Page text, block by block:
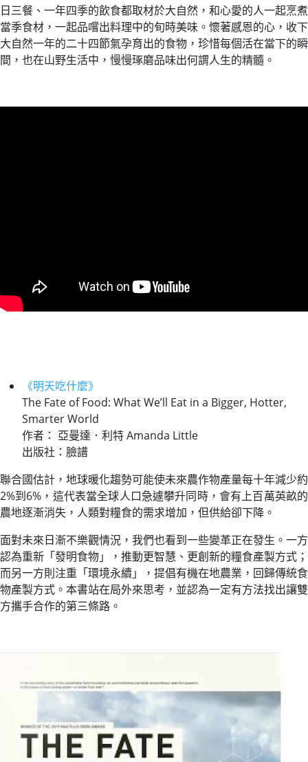
日三餐、一年四季的飲食都取材於大自然，和心愛的人一起烹煮
當季食材，一起品嚐出料理中的旬時美味。懷著感恩的心，收下
大自然一年的二十四節氣孕育出的食物，珍惜每個活在當下的瞬
間，也在山野生活中，慢慢琢磨品味出何謂人生的精髓。
《明天吃什麼》
The Fate of Food: What We’ll Eat in a Bigger, Hotter,
Smarter World
作者： 亞曼達．利特 Amanda Little
出版社：臉譜
聯合國估計，地球暖化趨勢可能使未來農作物產量每十年減少約
2%到6%，這代表當全球人口急遽攀升同時，會有上百萬英畝的
農地逐漸消失，人類對糧食的需求增加，但供給卻下降。
面對未來日漸不樂觀情況，我們也看到一些變革正在發生。一方
認為重新「發明食物」，推動更智慧、更創新的糧食產製方式；
而另一方則注重「環境永續」，提倡有機在地農業，回歸傳統食
物產製方式。本書站在局外來思考，並認為一定有方法找出讓雙
方攜手合作的第三條路。